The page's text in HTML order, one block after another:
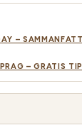
–
– GRATIS